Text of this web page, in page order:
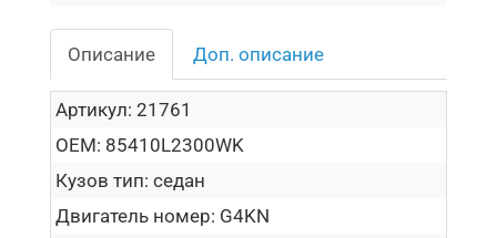
Описание Доп. описание
Артикул: 21761
OEM: 85410L2300WK
Кузов тип: седан
Двигатель номер: G4KN